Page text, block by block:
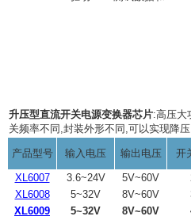
升压型直流开关电源变换器芯片:高压大
关频率不同,封装外形不同,可以实现降
产品型号 输入电压 输出电压 开
XL6007 3.6~24V 5V~60V
XL6008
5~32V 8V~60V
XL6009
5~32V 8V~60V